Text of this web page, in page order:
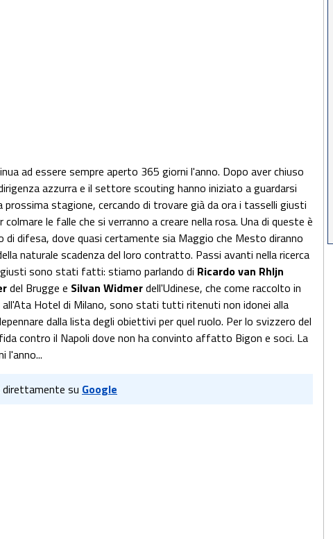
ad essere sempre aperto 365 giorni l'anno. Dopo aver chiuso
azzurra e il settore scouting hanno iniziato a guardarsi
stagione, cercando di trovare già da ora i tasselli giusti
le falle che si verranno a creare nella rosa. Una di queste è
di difesa, dove quasi certamente sia Maggio che Mesto diranno
naturale scadenza del loro contratto. Passi avanti nella ricerca
sono stati fatti: stiamo parlando di Ricardo van RhIjn
del Brugge e Silvan Widmerdell'Udinese, che come raccolto in
Hotel di Milano, sono stati tutti ritenuti non idonei alla
dalla lista degli obiettivi per quel ruolo. Per lo svizzero del
contro il Napoli dove non ha convinto affatto Bigon e soci. La
l'anno...
direttamente su Google